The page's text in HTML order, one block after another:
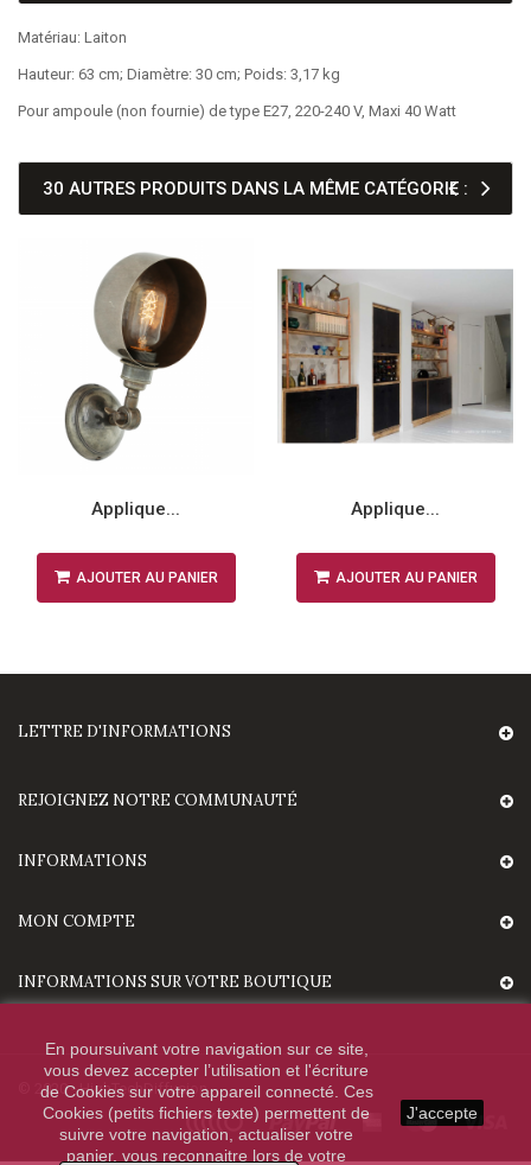
Matériau: Laiton
Hauteur: 63 cm; Diamètre: 30 cm; Poids: 3,17 kg
Pour ampoule (non fournie) de type E27, 220-240 V, Maxi 40 Watt
30 AUTRES PRODUITS DANS LA MÊME CATÉGORIE :
Applique...
AJOUTER AU PANIER
Applique...
AJOUTER AU PANIER
LETTRE D'INFORMATIONS
REJOIGNEZ NOTRE COMMUNAUTÉ
INFORMATIONS
MON COMPTE
INFORMATIONS SUR VOTRE BOUTIQUE
En poursuivant votre navigation sur ce site,
vous devez accepter l’utilisation et l'écriture
de Cookies sur votre appareil connecté. Ces
Cookies (petits fichiers texte) permettent de
suivre votre navigation, actualiser votre
panier, vous reconnaitre lors de votre
J'accepte
© 2020 - HighTechDiffusion.